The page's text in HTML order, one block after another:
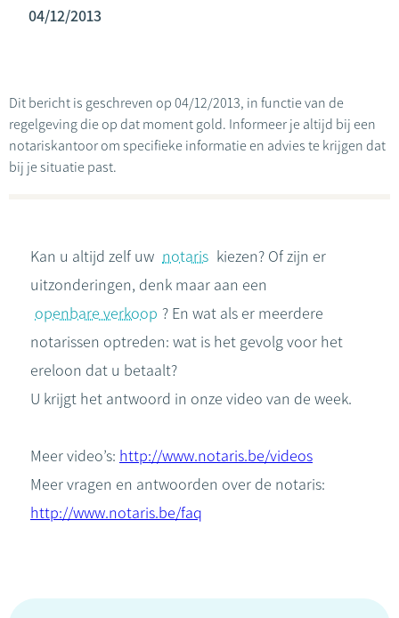
04/12/2013
Dit bericht is geschreven op 04/12/2013, in functie van de
regelgeving die op dat moment gold. Informeer je altijd bij een
notariskantoor om specifieke informatie en advies te krijgen dat
bij je situatie past.
Kan u altijd zelf uw notaris kiezen? Of zijn er
uitzonderingen, denk maar aan een
openbare verkoop ? En wat als er meerdere
notarissen optreden: wat is het gevolg voor het
ereloon dat u betaalt?
U krijgt het antwoord in onze video van de week.
Meer video’s: http://www.notaris.be/videos
Meer vragen en antwoorden over de notaris:
http://www.notaris.be/faq